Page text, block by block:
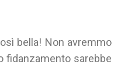
bella! Non avremmo
fidanzamento sarebbe